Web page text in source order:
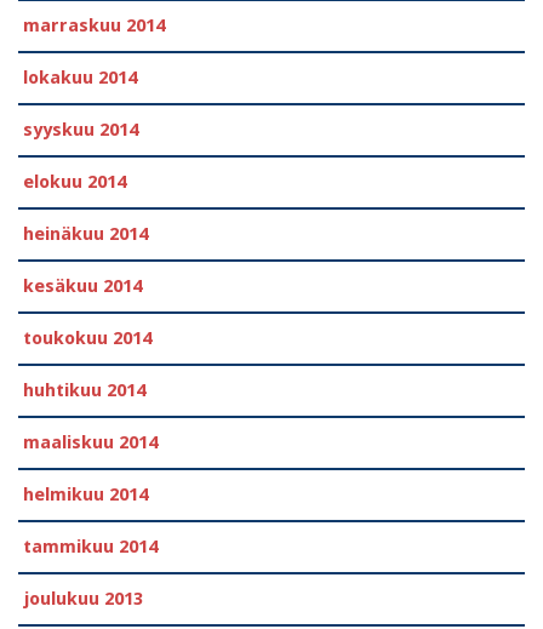
marraskuu 2014
lokakuu 2014
syyskuu 2014
elokuu 2014
heinäkuu 2014
kesäkuu 2014
toukokuu 2014
huhtikuu 2014
maaliskuu 2014
helmikuu 2014
tammikuu 2014
joulukuu 2013